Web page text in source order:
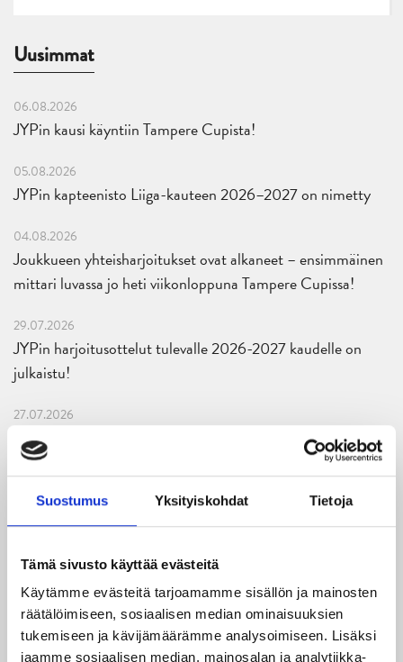
Suostumus Yksityiskohdat Tietoja
Tämä sivusto käyttää evästeitä
Käytämme evästeitä tarjoamamme sisällön ja mainosten
räätälöimiseen, sosiaalisen median ominaisuuksien
tukemiseen ja kävijämäärämme analysoimiseen. Lisäksi
jaamme sosiaalisen median, mainosalan ja analytiikka-
Uusimmat
06.08.2026
JYPin kausi käyntiin Tampere Cupista!
05.08.2026
JYPin kapteenisto Liiga-kauteen 2026–2027 on nimetty
04.08.2026
Joukkueen yhteisharjoitukset ovat alkaneet – ensimmäinen
mittari luvassa jo heti viikonloppuna Tampere Cupissa!
29.07.2026
JYPin harjoitusottelut tulevalle 2026-2027 kaudelle on
julkaistu!
27.07.2026
Ruotsalaishyökkääjä Arvid Costmar JYPiin
25.06.2026
JYP ja Secto Rally Finland yhteistyöhön
Liiga-kauden 2026-2027 otteluohjelma on julkaistu!
27.05.2026
Reece Newkirk vahvistamaan JYP-hyökkäystä!